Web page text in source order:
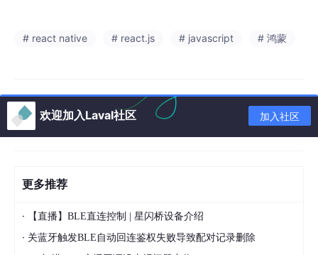
# react native # react.js # javascript # 鸿蒙
欢迎加入Laval社区 加入社区
更多推荐
· 【直播】BLE直连控制 | 星闪桥设备介绍
· 关蓝牙触发BLE自动回连鉴权失败导致配对记录删除